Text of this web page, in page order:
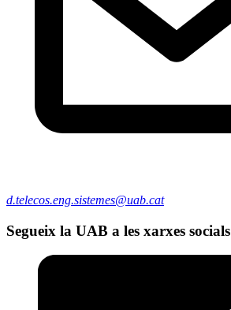
d.telecos.eng.sistemes@uab.cat
Segueix la UAB a les xarxes socials